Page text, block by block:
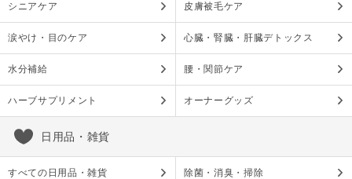
シニアケア 皮膚被毛ケア
涙やけ・目のケア 心臓・腎臓・肝臓デトックス
水分補給 腰・関節ケア
ハーブサプリメント オーナーグッズ
日用品・雑貨
すべての日用品・雑貨 除菌・消臭・掃除